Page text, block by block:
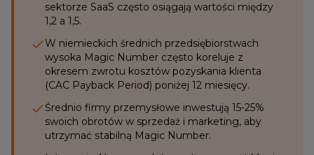
sektorze SaaS często osiągają wartości między
1,2 a 1,5.
W niemieckich średnich przedsiębiorstwach
wysoka Magic Number często koreluje z
okresem zwrotu kosztów pozyskania klienta
(CAC Payback Period) poniżej 12 miesięcy.
Średnio firmy przemysłowe inwestują 15-25%
swoich obrotów w sprzedaż i marketing, aby
utrzymać stabilną Magic Number.